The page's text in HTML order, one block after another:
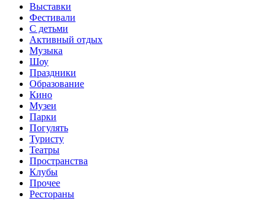
Выставки
Фестивали
С детьми
Активный отдых
Музыка
Шоу
Праздники
Образование
Кино
Музеи
Парки
Погулять
Туристу
Театры
Пространства
Клубы
Прочее
Рестораны